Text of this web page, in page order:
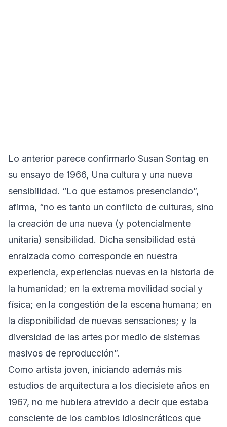
Lo anterior parece confirmarlo Susan Sontag en
su ensayo de 1966, Una cultura y una nueva
sensibilidad. “Lo que estamos presenciando”,
afirma, “no es tanto un conflicto de culturas, sino
la creación de una nueva (y potencialmente
unitaria) sensibilidad. Dicha sensibilidad está
enraizada como corresponde en nuestra
experiencia, experiencias nuevas en la historia de
la humanidad; en la extrema movilidad social y
física; en la congestión de la escena humana; en
la disponibilidad de nuevas sensaciones; y la
diversidad de las artes por medio de sistemas
masivos de reproducción”.
Como artista joven, iniciando además mis
estudios de arquitectura a los diecisiete años en
1967, no me hubiera atrevido a decir que estaba
consciente de los cambios idiosincráticos que